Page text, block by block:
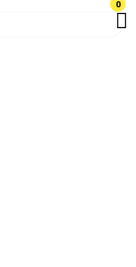
0
0